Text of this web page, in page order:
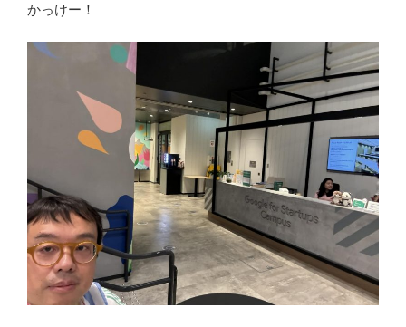
かっけー！